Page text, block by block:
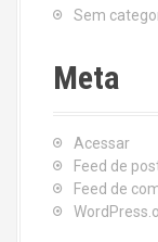
Sem
Meta
Acessar
Feed de
Feed de